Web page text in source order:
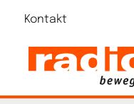
Kontakt